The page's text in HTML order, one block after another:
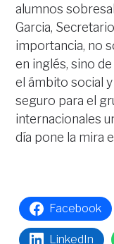
alumnos
Garcia,
importancia, no
en inglés, sino
el ámbito social
seguro para el
internacionales
día pone la mira
Facebook
LinkedIn